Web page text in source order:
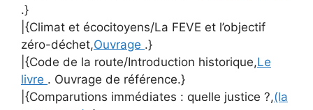
.}
|{Climat et écocitoyens/La FEVE et l’objectif
zéro-déchet,Ouvrage .}
|{Code de la route/Introduction historique,Le
livre . Ouvrage de référence.}
|{Comparutions immédiates : quelle justice ?,(la